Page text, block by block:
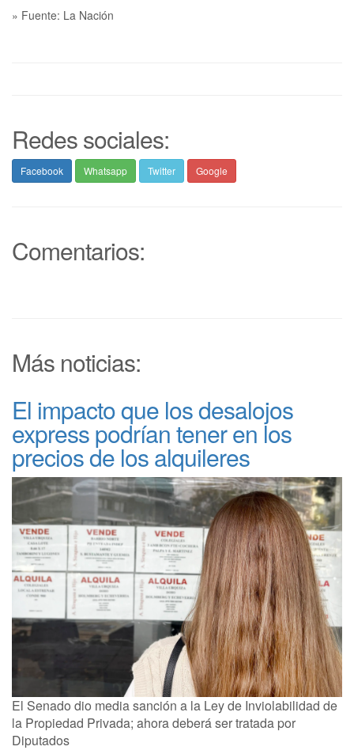
» Fuente: La Nación
Redes sociales:
Facebook Whatsapp Twitter Google
Comentarios:
Más noticias:
El impacto que los desalojos
express podrían tener en los
precios de los alquileres
El Senado dio media sanción a la Ley de Inviolabilidad de
la Propiedad Privada; ahora deberá ser tratada por
Diputados